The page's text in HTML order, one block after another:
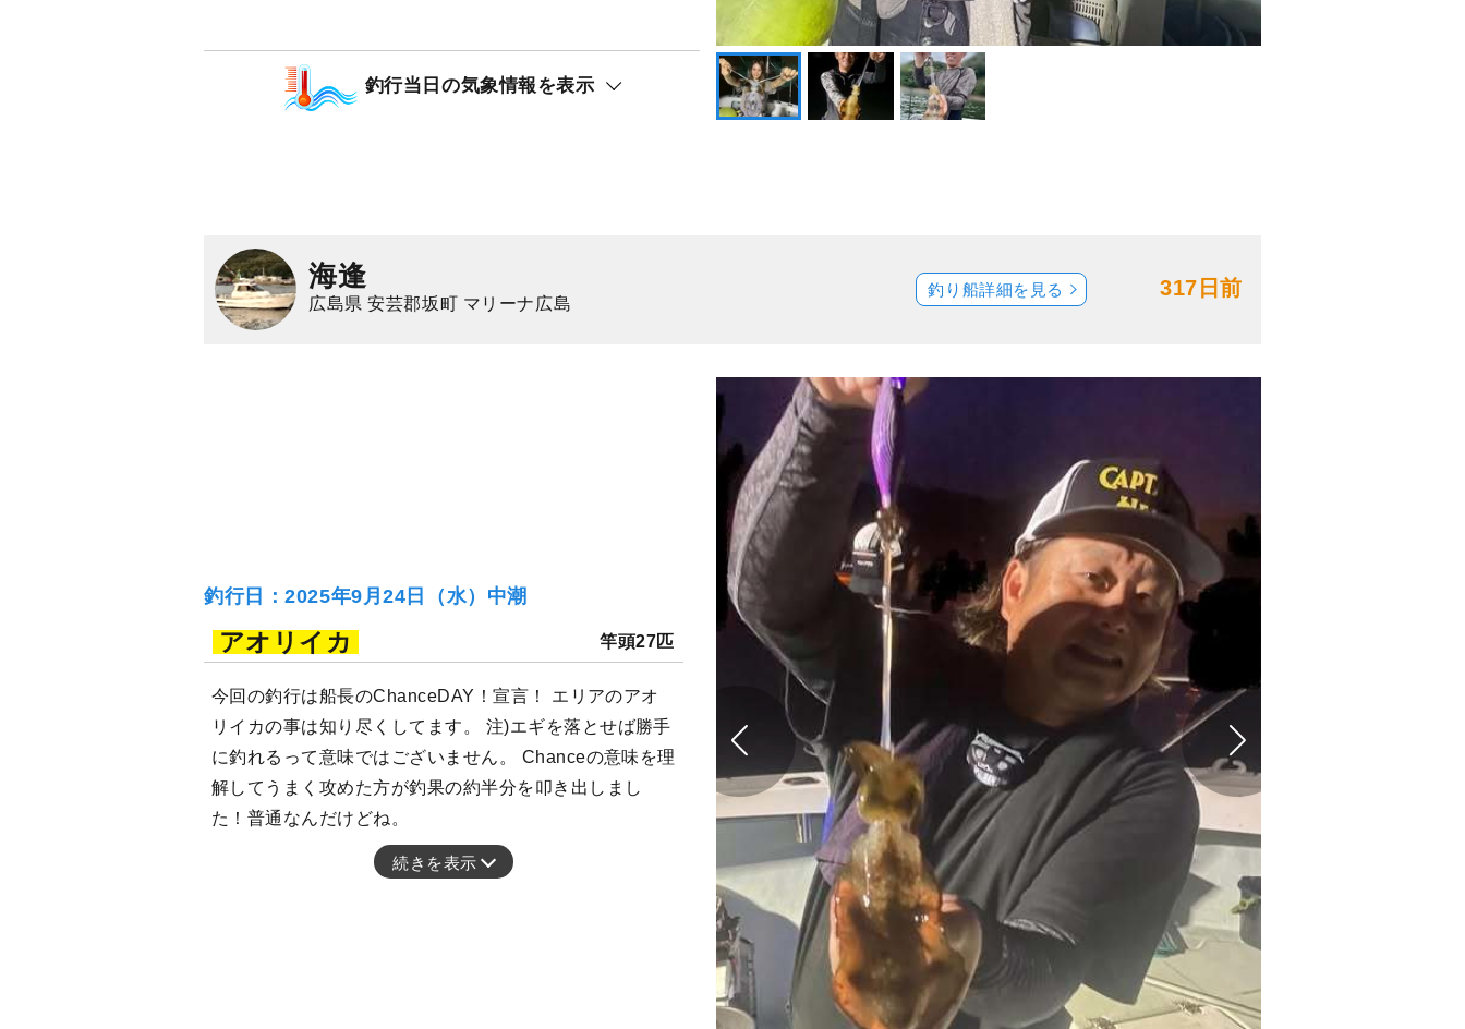
釣行当日の気象情報を表示
海逢
広島県 安芸郡坂町 マリーナ広島
317日前
釣り船詳細を見る
釣行日：2025年9月24日（水）中潮
アオリイカ 竿頭27匹
今回の釣行は船長のChanceDAY！宣言！ エリアのアオ
リイカの事は知り尽くしてます。 注)エギを落とせば勝手
に釣れるって意味ではございません。 Chanceの意味を理
解してうまく攻めた方が釣果の約半分を叩き出しまし
た！普通なんだけどね。
続きを表示